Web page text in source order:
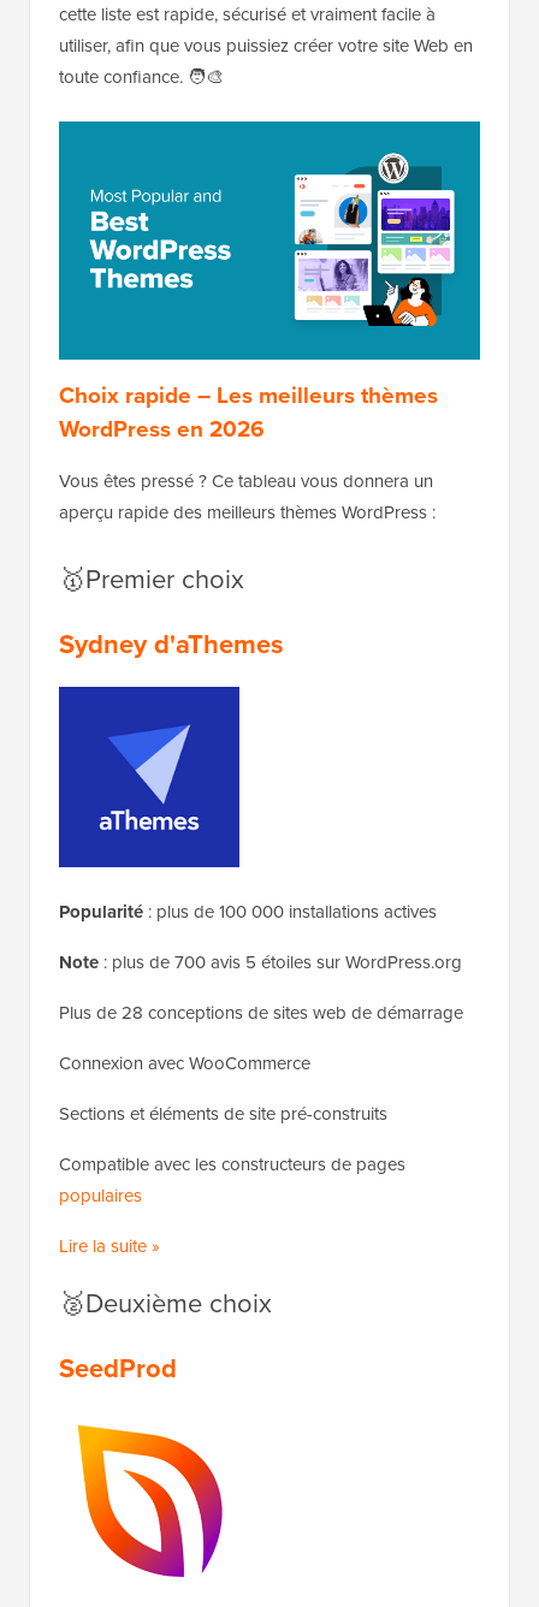
cette liste est rapide, sécurisé et vraiment facile à
utiliser, afin que vous puissiez créer votre site Web en
toute confiance. 🧑‍🎨
Choix rapide – Les meilleurs thèmes
WordPress en 2026
Vous êtes pressé ? Ce tableau vous donnera un
aperçu rapide des meilleurs thèmes WordPress :
🥇Premier choix
Sydney d'aThemes
Popularité : plus de 100 000 installations actives
Note : plus de 700 avis 5 étoiles sur WordPress.org
Plus de 28 conceptions de sites web de démarrage
Connexion avec WooCommerce
Sections et éléments de site pré-construits
Compatible avec les constructeurs de pages
populaires
Lire la suite »
🥈Deuxième choix
SeedProd